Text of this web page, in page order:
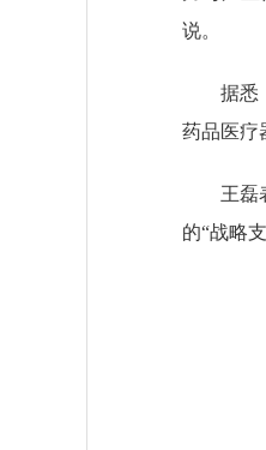
说。
据悉，
药品医疗
王磊表
的“战略支